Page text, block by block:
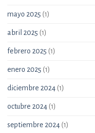
mayo 2025 (1)
abril 2025 (1)
febrero 2025 (1)
enero 2025 (1)
diciembre 2024(1)
octubre 2024(1)
septiembre 2024(1)